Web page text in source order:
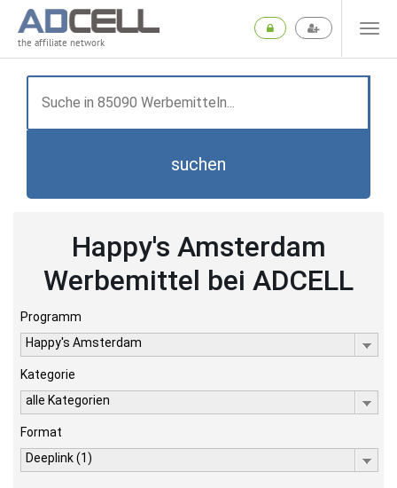
the affiliate network
suchen
Happy's Amsterdam
Werbemittel bei ADCELL
Programm
Happy's Amsterdam
Kategorie
alle Kategorien
Format
Deeplink (1)